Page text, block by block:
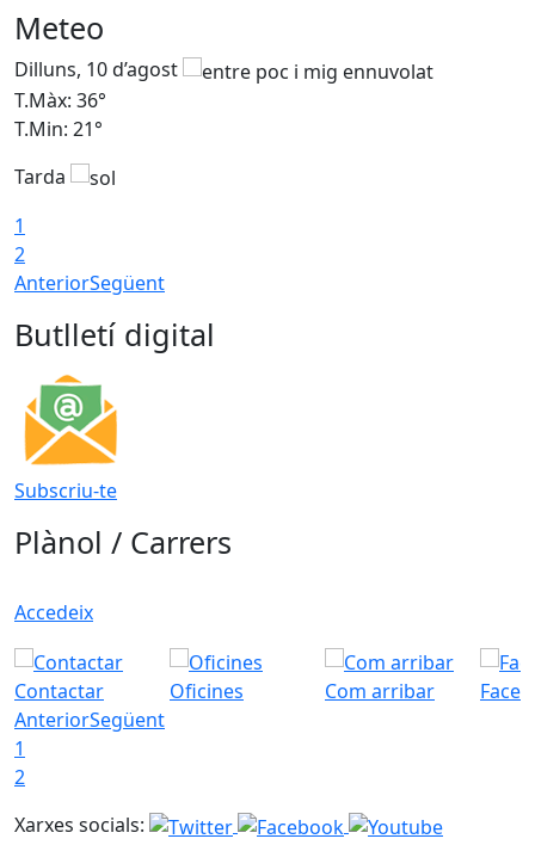
Meteo
Dilluns, 10 d’agost
T.Màx: 36°
T.Min: 21°
Tarda
1
2
AnteriorSegüent
Butlletí digital
Subscriu-te
Plànol / Carrers
Accedeix
Contactar Oficines Com arribar
AnteriorSegüent
1
2
Xarxes socials: